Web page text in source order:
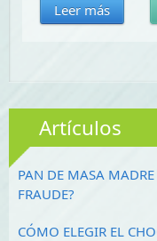
Leer más
Artículos
PAN DE MASA
FRAUDE?
CÓMO ELEGIR EL